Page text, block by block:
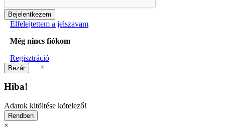
Elfelejtettem a jelszavam
Még nincs fiókom
Regisztráció
×
Hiba!
Adatok kitöltése kötelező!
×